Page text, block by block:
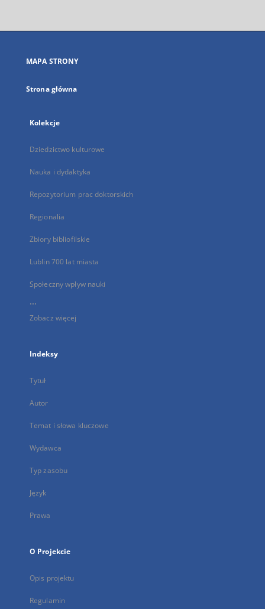
się
karcie
MAPA STRONY
Strona główna
Kolekcje
Dziedzictwo kulturowe
Nauka i dydaktyka
Repozytorium prac doktorskich
Regionalia
Zbiory bibliofilskie
Lublin 700 lat miasta
Społeczny wpływ nauki
...
Zobacz więcej
Indeksy
Tytuł
Autor
Temat i słowa kluczowe
Wydawca
Typ zasobu
Język
Prawa
O Projekcie
Opis projektu
Regulamin